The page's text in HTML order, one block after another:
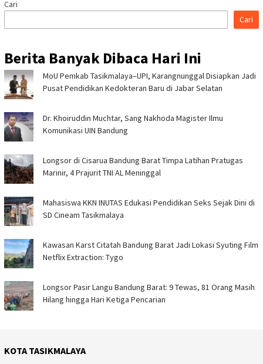
Cari
Cari
Berita Banyak Dibaca Hari Ini
MoU Pemkab Tasikmalaya–UPI, Karangnunggal Disiapkan Jadi
Pusat Pendidikan Kedokteran Baru di Jabar Selatan
Dr. Khoiruddin Muchtar, Sang Nakhoda Magister Ilmu
Komunikasi UIN Bandung
Longsor di Cisarua Bandung Barat Timpa Latihan Pra­tugas
Marinir, 4 Prajurit TNI AL Meninggal
Mahasiswa KKN INUTAS Edukasi Pendidikan Seks Sejak Dini di
SD Cineam Tasikmalaya
Kawasan Karst Citatah Bandung Barat Jadi Lokasi Syuting Film
Netflix Extraction: Tygo
Longsor Pasir Langu Bandung Barat: 9 Tewas, 81 Orang Masih
Hilang hingga Hari Ketiga Pencarian
KOTA TASIKMALAYA